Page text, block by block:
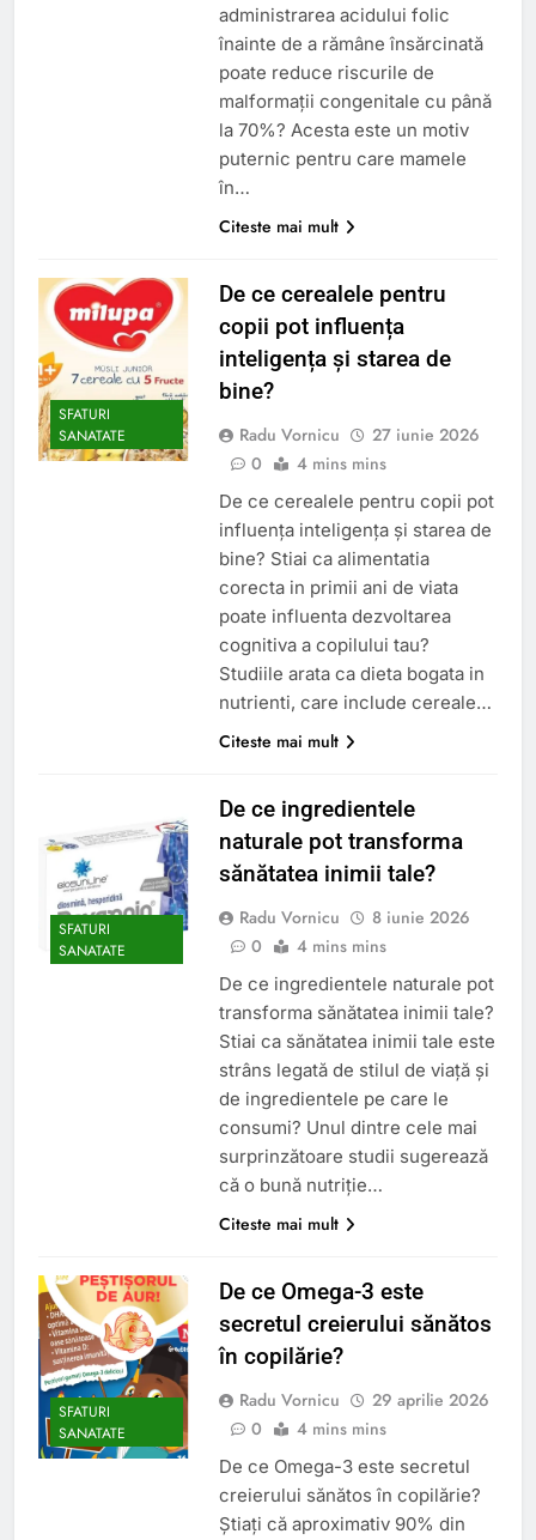
administrarea acidului folic
înainte de a rămâne însărcinată
poate reduce riscurile de
malformații congenitale cu până
la 70%? Acesta este un motiv
puternic pentru care mamele
în…
Citeste mai mult
SFATURI
SANATATE
De ce cerealele pentru
copii pot influența
inteligența și starea de
bine?
Radu Vornicu
27 iunie 2026
0
4 mins mins
De ce cerealele pentru copii pot
influența inteligența și starea de
bine? Stiai ca alimentatia
corecta in primii ani de viata
poate influenta dezvoltarea
cognitiva a copilului tau?
Studiile arata ca dieta bogata in
nutrienti, care include cereale…
Citeste mai mult
SFATURI
SANATATE
De ce ingredientele
naturale pot transforma
sănătatea inimii tale?
Radu Vornicu
8 iunie 2026
0
4 mins mins
De ce ingredientele naturale pot
transforma sănătatea inimii tale?
Stiai ca sănătatea inimii tale este
strâns legată de stilul de viață și
de ingredientele pe care le
consumi? Unul dintre cele mai
surprinzătoare studii sugerează
că o bună nutriție…
Citeste mai mult
SFATURI
SANATATE
De ce Omega-3 este
secretul creierului sănătos
în copilărie?
Radu Vornicu
29 aprilie 2026
0
4 mins mins
De ce Omega-3 este secretul
creierului sănătos în copilărie?
Știați că aproximativ 90% din